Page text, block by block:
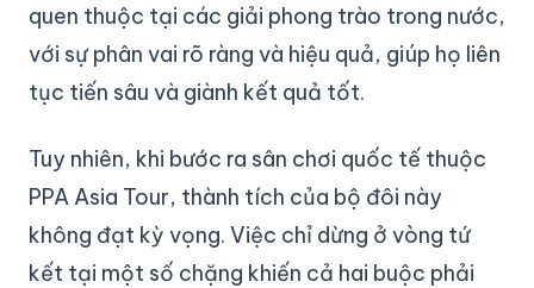
quen thuộc tại các giải phong trào trong nước,
với sự phân vai rõ ràng và hiệu quả, giúp họ liên
tục tiến sâu và giành kết quả tốt.
Tuy nhiên, khi bước ra sân chơi quốc tế thuộc
PPA Asia Tour, thành tích của bộ đôi này
không đạt kỳ vọng. Việc chỉ dừng ở vòng tứ
kết tại một số chặng khiến cả hai buộc phải